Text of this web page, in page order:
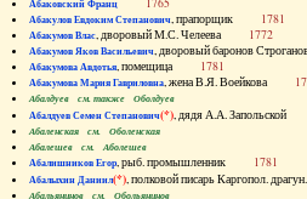
Абаковский Франц 1765
Абакулов Евдоким Степанович, прапорщик 1781
Абакумов Влас, дворовый М.С. Челеева 1772
Абакумов Яков Васильевич, дворовый баронов
Абакумова Авдотья, помещица 1781
Абакумова Мария Гавриловна, жена В.Я. Воейкова
Абалдуев см. также Оболдуев
Абалдуев Семен Степанович(*), дядя А.А. Запольской
Абаленская см. Оболенская
Абалешев см. Аболешев
Абалишников Егор, рыб. промышленник 1781
Абалыхин Даниил(*), полковой писарь Каргопол.
Абальянинов см. Обольянинов